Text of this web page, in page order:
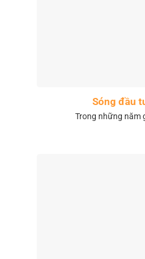
Sóng đầu
Trong những năm